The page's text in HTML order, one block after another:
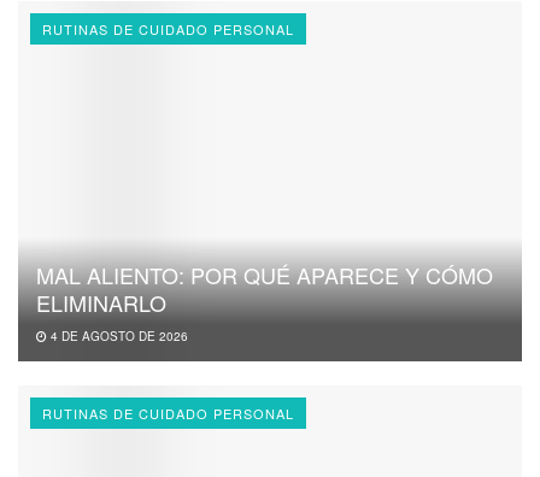
RUTINAS DE CUIDADO PERSONAL
MAL ALIENTO: POR QUÉ APARECE Y CÓMO
ELIMINARLO
4 DE AGOSTO DE 2026
RUTINAS DE CUIDADO PERSONAL